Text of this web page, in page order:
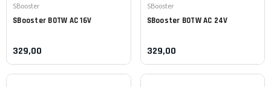
Leverancier:
SBooster
SBooster BOTW AC 16V
329,00
Leverancier:
SBooster
SBooster BOTW AC 24V
329,00